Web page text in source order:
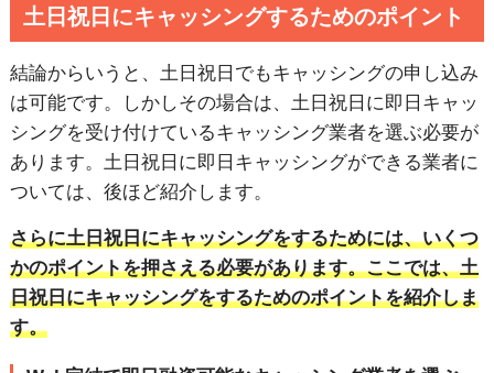
土日祝日にキャッシングするためのポイント
結論からいうと、土日祝日でもキャッシングの申し込み
は可能です。しかしその場合は、土日祝日に即日キャッ
シングを受け付けているキャッシング業者を選ぶ必要が
あります。土日祝日に即日キャッシングができる業者に
ついては、後ほど紹介します。
さらに土日祝日にキャッシングをするためには、いくつ
かのポイントを押さえる必要があります。ここでは、土
日祝日にキャッシングをするためのポイントを紹介しま
す。